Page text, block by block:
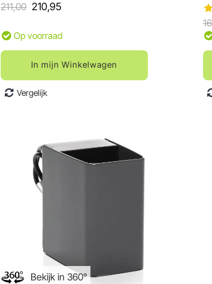
211,00 210,95
Op voorraad
In mijn Winkelwagen
Vergelijk
Bekijk in 360°